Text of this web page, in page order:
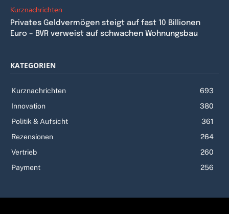
Kurznachrichten
Privates Geldvermögen steigt auf fast 10 Billionen
Euro – BVR verweist auf schwachen Wohnungsbau
KATEGORIEN
Kurznachrichten
693
Innovation
380
Politik & Aufsicht
361
Rezensionen
264
Vertrieb
260
Payment
256